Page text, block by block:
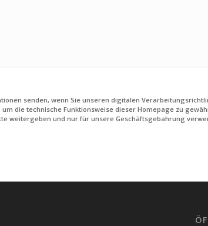
senden, wenn Sie unseren digitalen
die technische Funktionsweise dieser Homepage zu
weitergeben und nur für unsere Geschäftsgebahrung